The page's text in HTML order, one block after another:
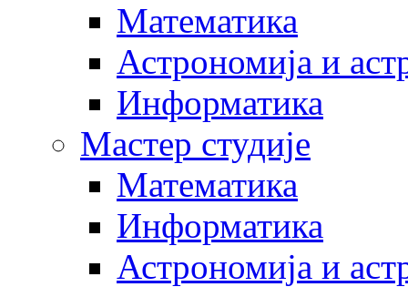
Математика
Астрономија и
Информатика
Мастер студије
Математика
Информатика
Астрономија и